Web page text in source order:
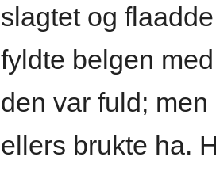
slagtet og
fyldte belgen
den var fuld;
ellers brukte ha.